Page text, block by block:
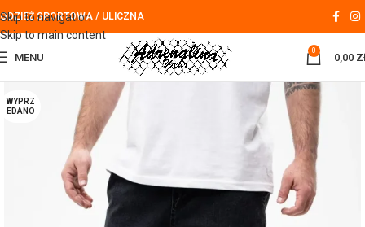
Skip to navigation
Skip to main content
ODZIEŻ SPORTOWA / ULICZNA
MENU
0
0,00
WYPRZ
EDANO